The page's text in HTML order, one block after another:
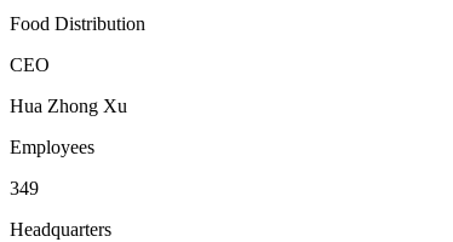
Food Distribution
CEO
Hua Zhong Xu
Employees
349
Headquarters